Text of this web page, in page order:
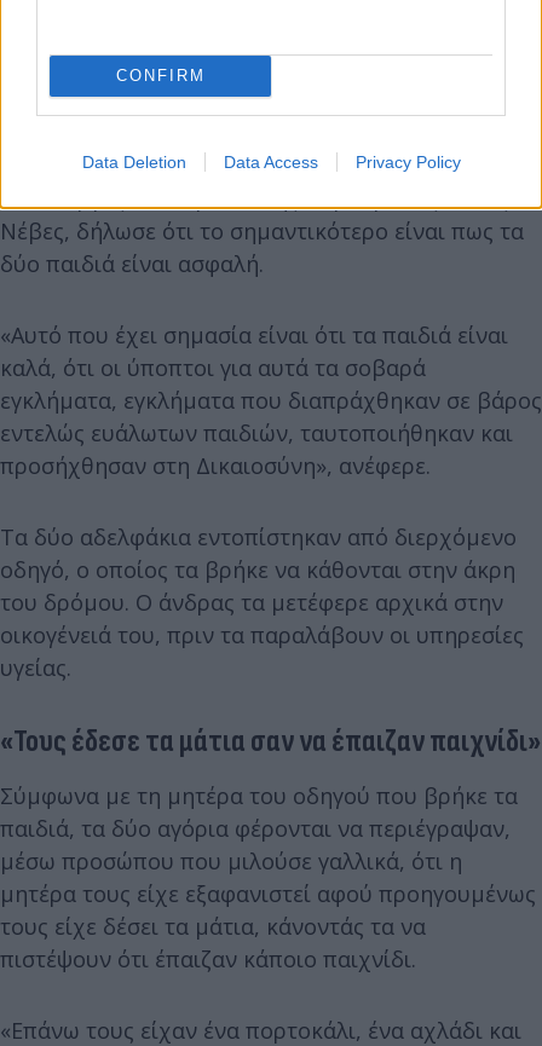
CONFIRM
Data Deletion Data Access Privacy Policy
πορτογαλική Δικαιοσύνη.
«Τα παιδιά είναι καλά»
Ο υπουργός Εσωτερικών της Πορτογαλίας, Λουίς
Νέβες, δήλωσε ότι το σημαντικότερο είναι πως τα
δύο παιδιά είναι ασφαλή.
«Αυτό που έχει σημασία είναι ότι τα παιδιά είναι
καλά, ότι οι ύποπτοι για αυτά τα σοβαρά
εγκλήματα, εγκλήματα που διαπράχθηκαν σε βάρος
εντελώς ευάλωτων παιδιών, ταυτοποιήθηκαν και
προσήχθησαν στη Δικαιοσύνη», ανέφερε.
Τα δύο αδελφάκια εντοπίστηκαν από διερχόμενο
οδηγό, ο οποίος τα βρήκε να κάθονται στην άκρη
του δρόμου. Ο άνδρας τα μετέφερε αρχικά στην
οικογένειά του, πριν τα παραλάβουν οι υπηρεσίες
υγείας.
«Τους έδεσε τα μάτια σαν να έπαιζαν παιχνίδι»
Σύμφωνα με τη μητέρα του οδηγού που βρήκε τα
παιδιά, τα δύο αγόρια φέρονται να περιέγραψαν,
μέσω προσώπου που μιλούσε γαλλικά, ότι η
μητέρα τους είχε εξαφανιστεί αφού προηγουμένως
τους είχε δέσει τα μάτια, κάνοντάς τα να
πιστέψουν ότι έπαιζαν κάποιο παιχνίδι.
«Επάνω τους είχαν ένα πορτοκάλι, ένα αχλάδι και